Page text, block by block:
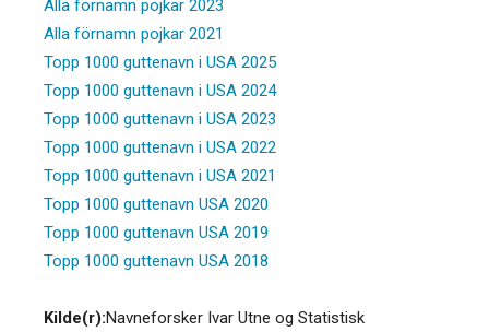
Alla förnamn pojkar 2023
Alla förnamn pojkar 2021
Topp 1000 guttenavn i USA 2025
Topp 1000 guttenavn i USA 2024
Topp 1000 guttenavn i USA 2023
Topp 1000 guttenavn i USA 2022
Topp 1000 guttenavn i USA 2021
Topp 1000 guttenavn USA 2020
Topp 1000 guttenavn USA 2019
Topp 1000 guttenavn USA 2018
Kilde(r):Navneforsker Ivar Utne og Statistisk